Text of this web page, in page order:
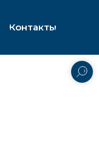
Контакты